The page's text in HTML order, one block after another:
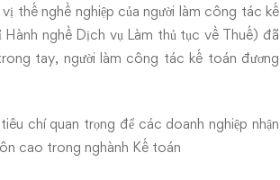
thế nghề nghiệp của người làm công tác kế
nghề Dịch vụ Làm thủ tục về Thuế) đã
tay, người làm công tác kế toán đương
chí quan trọng để các doanh nghiệp nhận
cao trong nghành Kế toán